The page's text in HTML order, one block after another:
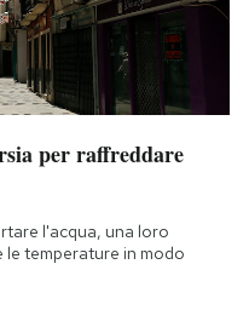
per raffreddare
l'acqua, una loro
le temperature in modo